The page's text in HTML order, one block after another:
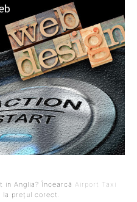
in Anglia? Încearcă Airport Taxi
la prețul corect.